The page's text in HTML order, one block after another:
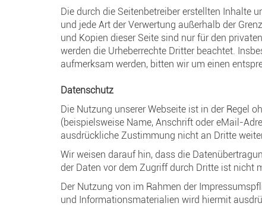
Die durch die Seitenbetreiber erstellten Inhalte
und jede Art der Verwertung außerhalb der
und Kopien dieser Seite sind nur für den
werden die Urheberrechte Dritter beachtet.
aufmerksam werden, bitten wir um einen
Datenschutz
Die Nutzung unserer Webseite ist in der Regel
(beispielsweise Name, Anschrift oder eMail-
ausdrückliche Zustimmung nicht an Dritte
Wir weisen darauf hin, dass die
der Daten vor dem Zugriff durch Dritte ist nicht
Der Nutzung von im Rahmen der
und Informationsmaterialien wird hiermit